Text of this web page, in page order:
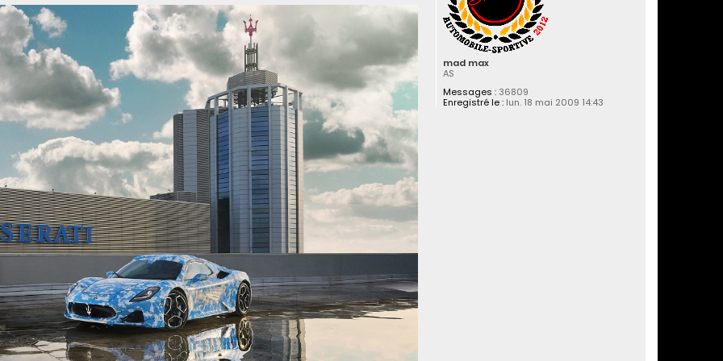
mad max
AS
Messages :36809
Enregistré le :lun. 18 mai 2009 14:43